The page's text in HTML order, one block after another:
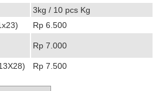
3kg / 10 pcs Kg
Rp 6.500
Rp 7.000
Rp 7.500